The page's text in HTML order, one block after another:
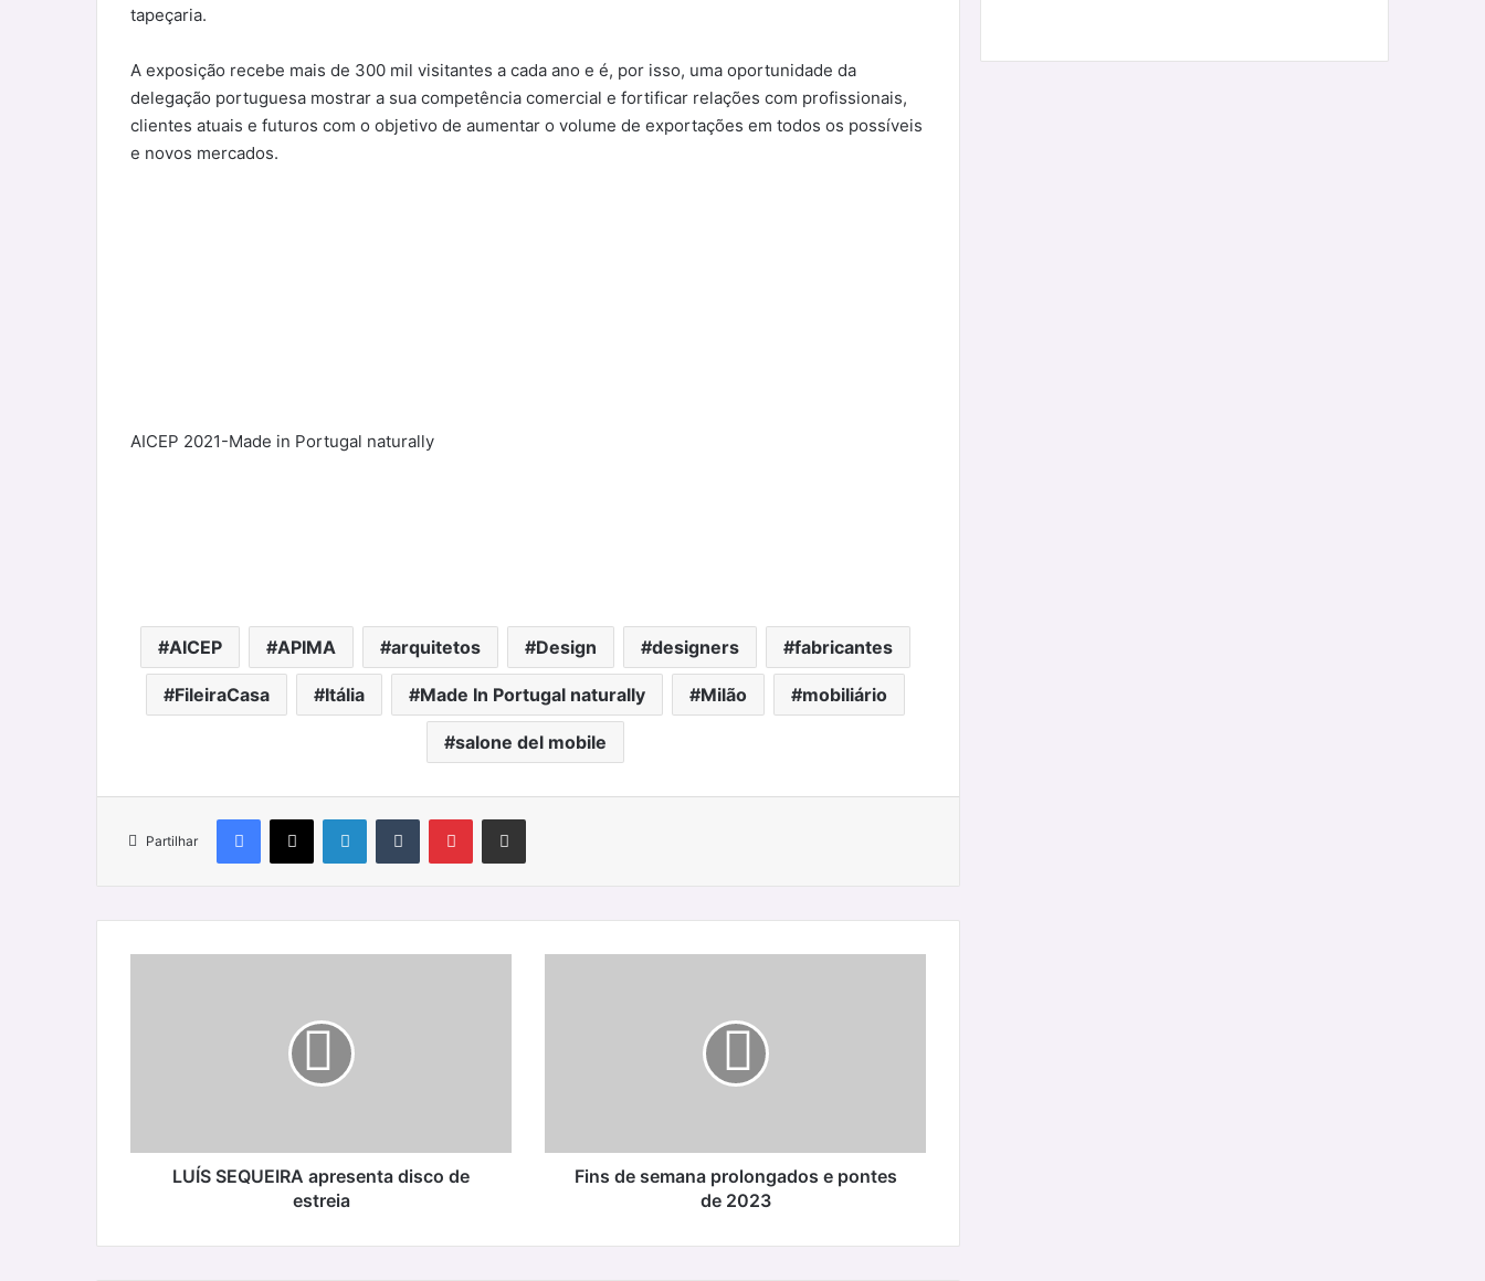
tapeçaria.
A exposição recebe mais de 300 mil visitantes a cada ano e é, por isso, uma oportunidade da
delegação portuguesa mostrar a sua competência comercial e fortificar relações com profissionais,
clientes atuais e futuros com o objetivo de aumentar o volume de exportações em todos os possíveis
e novos mercados.
AICEP 2021-Made in Portugal naturally
AICEP APIMA arquitetos Design designers fabricantes
FileiraCasa Itália Made In Portugal naturally Milão mobiliário
salone del mobile
Partilhar
Facebook
X LinkedInTumblr PinterestPartilhar Via Email
LUÍS SEQUEIRA apresenta disco de
estreia
Fins de semana prolongados e pontes
de 2023